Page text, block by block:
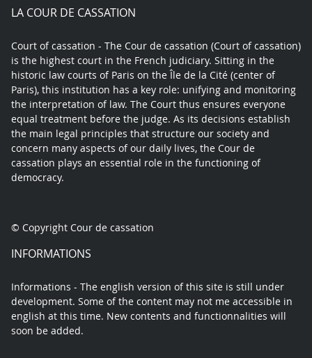
LA COUR DE CASSATION
Court of cassation - The Cour de cassation (Court of cassation)
is the highest court in the French judiciary. Sitting in the
historic law courts of Paris on the Île de la Cité (center of
Paris), this institution has a key role: unifying and monitoring
the interpretation of law. The Court thus ensures everyone
equal treatment before the judge. As its decisions establish
the main legal principles that structure our society and
concern many aspects of our daily lives, the Cour de
cassation plays an essential role in the functioning of
democracy.
© Copyright Cour de cassation
INFORMATIONS
Informations - The english version of this site is still under
development. Some of the content may not me accessible in
english at this time. New contents and functionnalities will
soon be added.